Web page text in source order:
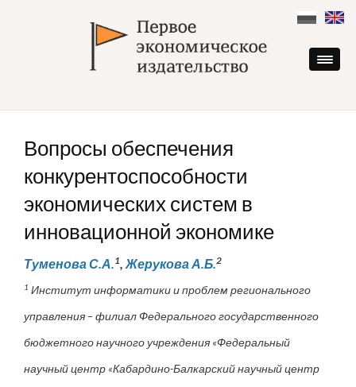
content
Вопросы обеспечения
конкурентоспособности
экономических систем в
инновационной экономике
Туменова С.А.1, Жерукова А.Б.2
1 Институт информатики и проблем регионального
управления – филиал Федерального государственного
бюджетного научного учреждения «Федеральный
научный центр «Кабардино-Балкарский научный центр